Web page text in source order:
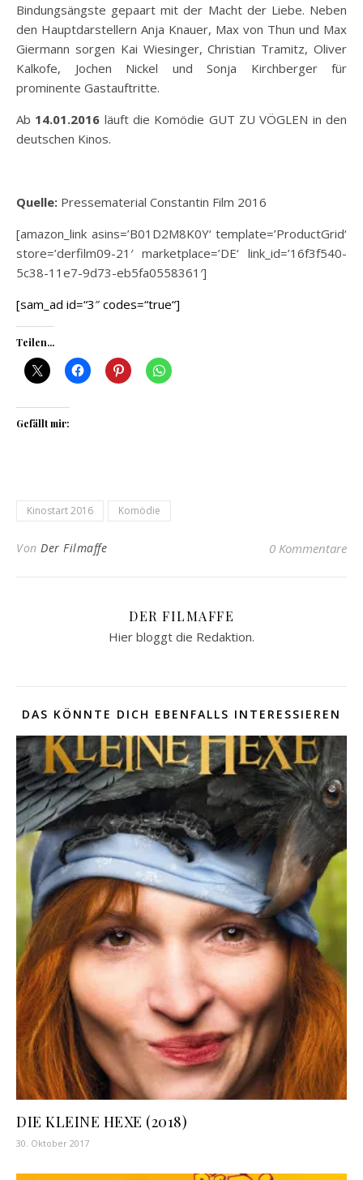
Bindungsängste gepaart mit der Macht der Liebe. Neben
den Hauptdarstellern Anja Knauer, Max von Thun und Max
Giermann sorgen Kai Wiesinger, Christian Tramitz, Oliver
Kalkofe, Jochen Nickel und Sonja Kirchberger für
prominente Gastauftritte.
Ab 14.01.2016 läuft die Komödie GUT ZU VÖGLEN in den
deutschen Kinos.
Quelle: Pressematerial Constantin Film 2016
[amazon_link asins=’B01D2M8K0Y‘ template=’ProductGrid‘
store=’derfilm09-21′ marketplace=’DE‘ link_id=’16f3f540-
5c38-11e7-9d73-eb5fa0558361′]
[sam_ad id=“3″ codes=“true“]
Teilen...
Gefällt mir:
Kinostart 2016 Komödie
Von Der Filmaffe 0 Kommentare
DER FILMAFFE
Hier bloggt die Redaktion.
DAS KÖNNTE DICH EBENFALLS INTERESSIEREN
DIE KLEINE HEXE (2018)
30. Oktober 2017